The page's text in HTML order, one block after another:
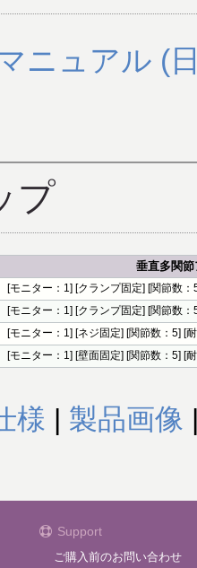
ニュアル (
プ
垂直多関
[モニター：1] [クランプ固定] [関節数
[モニター：1] [クランプ固定] [関節数
[モニター：1] [ネジ固定] [関節数：5] [
[モニター：1] [壁面固定] [関節数：5] [
様 | 製品画像
Support
ご購入前のお問い合わせ